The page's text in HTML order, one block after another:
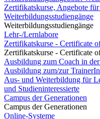
Zertifikatskurse, Angebote
Weiterbildungsstudiengänge
Weiterbildungsstudiengänge
Lehr-/Lernlabore
Zertifikatskurse - Certificate
Zertifikatskurse - Certificate
Ausbildung zum Coach in
Ausbildung zum/zur
Aus- und Weiterbildung für
und Studieninteressierte
Campus der Generationen
Campus der Generationen
Online-Systeme